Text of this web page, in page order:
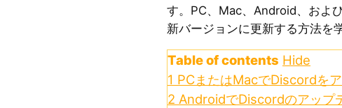
す。PC、Mac、Android、およ
新バージョンに更新する方法を
Table of contents Hide
1 PCまたはMacでDiscordを
2 AndroidでDiscordのアップ